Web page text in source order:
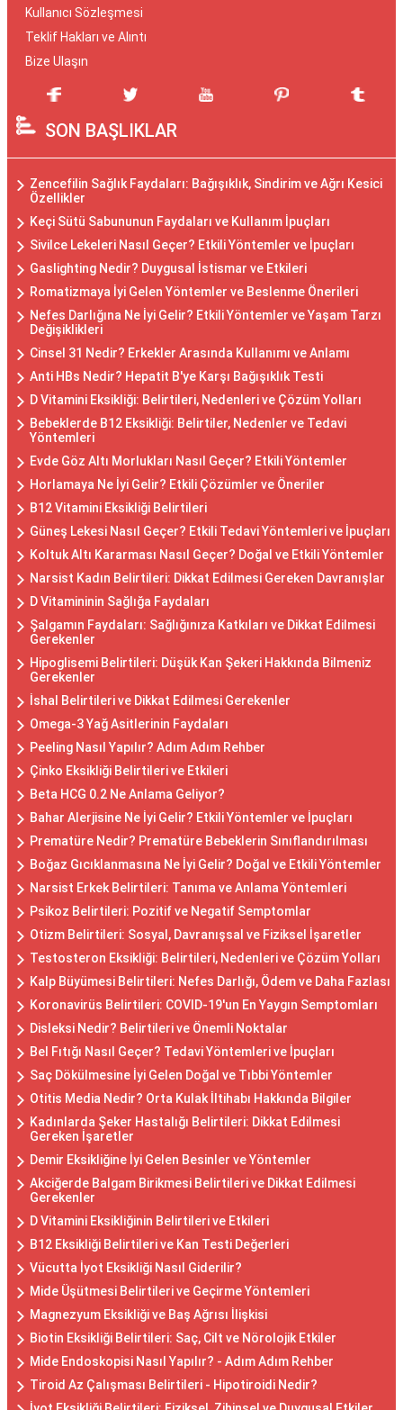
Kullanıcı Sözleşmesi
Teklif Hakları ve Alıntı
Bize Ulaşın
SON BAŞLIKLAR
Zencefilin Sağlık Faydaları: Bağışıklık, Sindirim ve Ağrı Kesici
Özellikler
Keçi Sütü Sabununun Faydaları ve Kullanım İpuçları
Sivilce Lekeleri Nasıl Geçer? Etkili Yöntemler ve İpuçları
Gaslighting Nedir? Duygusal İstismar ve Etkileri
Romatizmaya İyi Gelen Yöntemler ve Beslenme Önerileri
Nefes Darlığına Ne İyi Gelir? Etkili Yöntemler ve Yaşam Tarzı
Değişiklikleri
Cinsel 31 Nedir? Erkekler Arasında Kullanımı ve Anlamı
Anti HBs Nedir? Hepatit B'ye Karşı Bağışıklık Testi
D Vitamini Eksikliği: Belirtileri, Nedenleri ve Çözüm Yolları
Bebeklerde B12 Eksikliği: Belirtiler, Nedenler ve Tedavi
Yöntemleri
Evde Göz Altı Morlukları Nasıl Geçer? Etkili Yöntemler
Horlamaya Ne İyi Gelir? Etkili Çözümler ve Öneriler
B12 Vitamini Eksikliği Belirtileri
Güneş Lekesi Nasıl Geçer? Etkili Tedavi Yöntemleri ve İpuçları
Koltuk Altı Kararması Nasıl Geçer? Doğal ve Etkili Yöntemler
Narsist Kadın Belirtileri: Dikkat Edilmesi Gereken Davranışlar
D Vitamininin Sağlığa Faydaları
Şalgamın Faydaları: Sağlığınıza Katkıları ve Dikkat Edilmesi
Gerekenler
Hipoglisemi Belirtileri: Düşük Kan Şekeri Hakkında Bilmeniz
Gerekenler
İshal Belirtileri ve Dikkat Edilmesi Gerekenler
Omega-3 Yağ Asitlerinin Faydaları
Peeling Nasıl Yapılır? Adım Adım Rehber
Çinko Eksikliği Belirtileri ve Etkileri
Beta HCG 0.2 Ne Anlama Geliyor?
Bahar Alerjisine Ne İyi Gelir? Etkili Yöntemler ve İpuçları
Prematüre Nedir? Prematüre Bebeklerin Sınıflandırılması
Boğaz Gıcıklanmasına Ne İyi Gelir? Doğal ve Etkili Yöntemler
Narsist Erkek Belirtileri: Tanıma ve Anlama Yöntemleri
Psikoz Belirtileri: Pozitif ve Negatif Semptomlar
Otizm Belirtileri: Sosyal, Davranışsal ve Fiziksel İşaretler
Testosteron Eksikliği: Belirtileri, Nedenleri ve Çözüm Yolları
Kalp Büyümesi Belirtileri: Nefes Darlığı, Ödem ve Daha Fazlası
Koronavirüs Belirtileri: COVID-19'un En Yaygın Semptomları
Disleksi Nedir? Belirtileri ve Önemli Noktalar
Bel Fıtığı Nasıl Geçer? Tedavi Yöntemleri ve İpuçları
Saç Dökülmesine İyi Gelen Doğal ve Tıbbi Yöntemler
Otitis Media Nedir? Orta Kulak İltihabı Hakkında Bilgiler
Kadınlarda Şeker Hastalığı Belirtileri: Dikkat Edilmesi
Gereken İşaretler
Demir Eksikliğine İyi Gelen Besinler ve Yöntemler
Akciğerde Balgam Birikmesi Belirtileri ve Dikkat Edilmesi
Gerekenler
D Vitamini Eksikliğinin Belirtileri ve Etkileri
B12 Eksikliği Belirtileri ve Kan Testi Değerleri
Vücutta İyot Eksikliği Nasıl Giderilir?
Mide Üşütmesi Belirtileri ve Geçirme Yöntemleri
Magnezyum Eksikliği ve Baş Ağrısı İlişkisi
Biotin Eksikliği Belirtileri: Saç, Cilt ve Nörolojik Etkiler
Mide Endoskopisi Nasıl Yapılır? - Adım Adım Rehber
Tiroid Az Çalışması Belirtileri - Hipotiroidi Nedir?